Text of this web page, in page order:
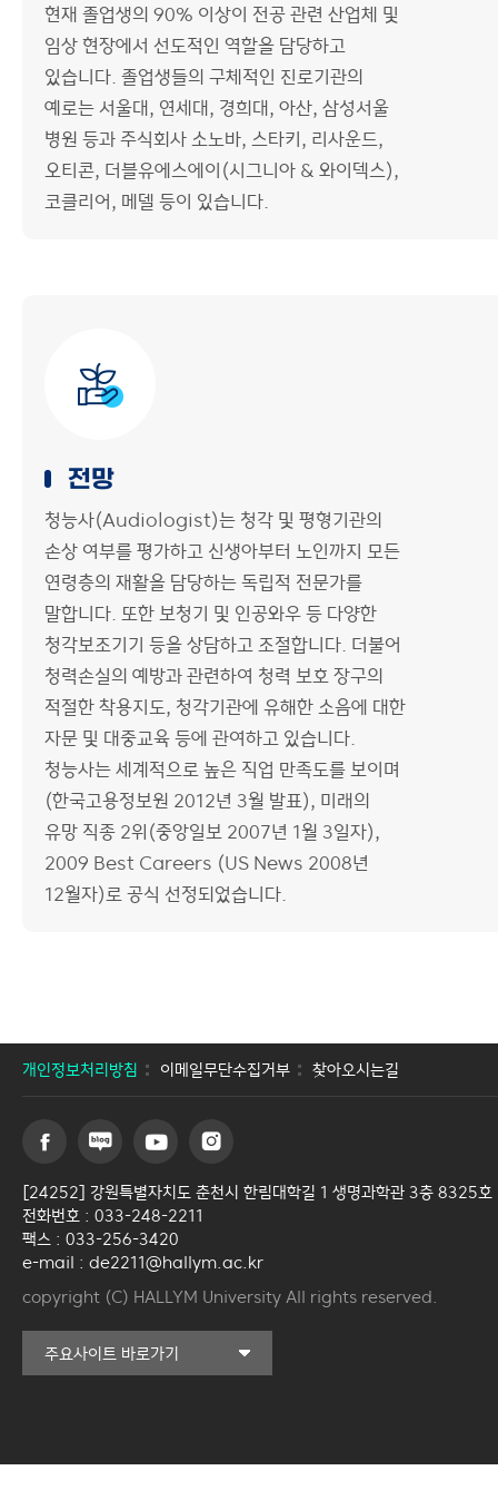
현재 졸업생의 90% 이상이 전공 관련 산업체 및
임상 현장에서 선도적인 역할을 담당하고
있습니다. 졸업생들의 구체적인 진로기관의
예로는 서울대, 연세대, 경희대, 아산, 삼성서울
병원 등과 주식회사 소노바, 스타키, 리사운드,
오티콘, 더블유에스에이(시그니아 & 와이덱스),
코클리어, 메델 등이 있습니다.
전망
청능사(Audiologist)는 청각 및 평형기관의
손상 여부를 평가하고 신생아부터 노인까지 모든
연령층의 재활을 담당하는 독립적 전문가를
말합니다. 또한 보청기 및 인공와우 등 다양한
청각보조기기 등을 상담하고 조절합니다. 더불어
청력손실의 예방과 관련하여 청력 보호 장구의
적절한 착용지도, 청각기관에 유해한 소음에 대한
자문 및 대중교육 등에 관여하고 있습니다.
청능사는 세계적으로 높은 직업 만족도를 보이며
(한국고용정보원 2012년 3월 발표), 미래의
유망 직종 2위(중앙일보 2007년 1월 3일자),
2009 Best Careers (US News 2008년
12월자)로 공식 선정되었습니다.
개인정보처리방침 이메일무단수집거부 찾아오시는길
[24252] 강원특별자치도 춘천시 한림대학길 1 생명과학관 3층 8325호
전화번호 : 033-248-2211
팩스 : 033-256-3420
e-mail : de2211@hallym.ac.kr
copyright (C) HALLYM University All rights reserved.
주요사이트 바로가기
커뮤니티교육원
국제학생증신청